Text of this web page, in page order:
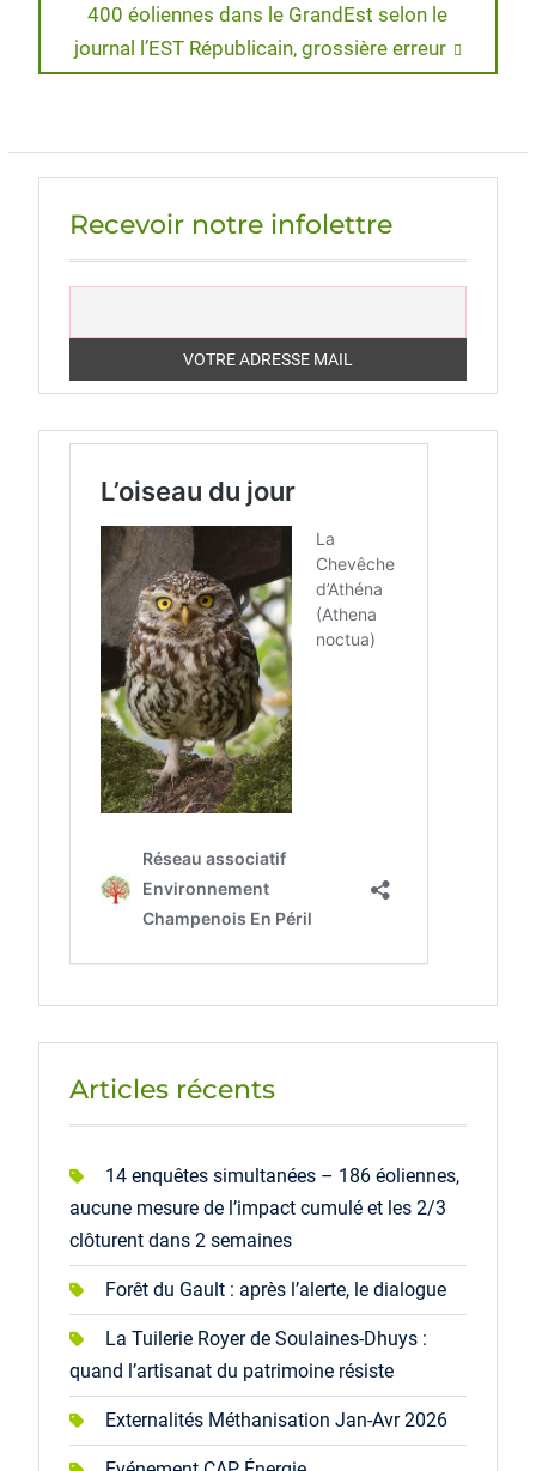
Next
post:
400 éoliennes dans le GrandEst selon le
journal l’EST Républicain, grossière erreur
Recevoir notre infolettre
Articles récents
14 enquêtes simultanées – 186 éoliennes,
aucune mesure de l’impact cumulé et les 2/3
clôturent dans 2 semaines
Forêt du Gault : après l’alerte, le dialogue
La Tuilerie Royer de Soulaines-Dhuys :
quand l’artisanat du patrimoine résiste
Externalités Méthanisation Jan-Avr 2026